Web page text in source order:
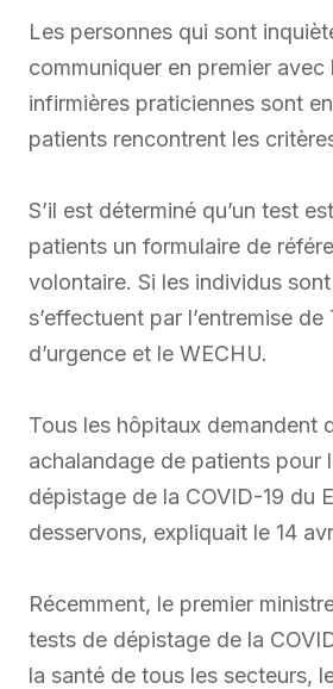
Les personnes qui sont
communiquer en premier
infirmières praticiennes sont
patients rencontrent les
S’il est déterminé qu’un test
patients un formulaire de
volontaire. Si les individus
s’effectuent par l’entremise
d’urgence et le WECHU.
Tous les hôpitaux demandent
achalandage de patients pour
dépistage de la COVID-19 du
desservons, expliquait le 14
Récemment, le premier
tests de dépistage de la
la santé de tous les secteurs,